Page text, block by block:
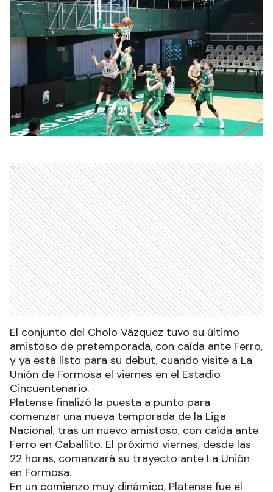
Ads
El conjunto del Cholo Vázquez tuvo su último
amistoso de pretemporada, con caída ante Ferro,
y ya está listo para su debut, cuando visite a La
Unión de Formosa el viernes en el Estadio
Cincuentenario.
Platense finalizó la puesta a punto para
comenzar una nueva temporada de la Liga
Nacional, tras un nuevo amistoso, con caída ante
Ferro en Caballito. El próximo viernes, desde las
22 horas, comenzará su trayecto ante La Unión
en Formosa.
En un comienzo muy dinámico, Platense fue el